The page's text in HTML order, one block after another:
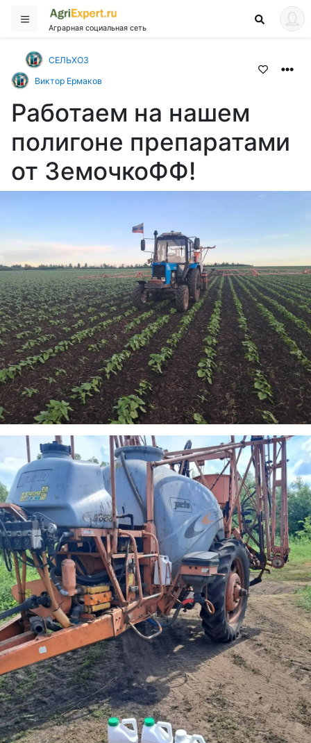
Аграрная социальная сеть
СЕЛЬХОЗ
Виктор Ермаков
Работаем на нашем
полигоне препаратами
от ЗемочкоФФ!